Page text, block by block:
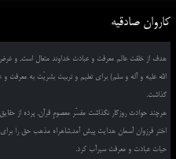
کاروان صادقیه
هدف از خلقت عالم معرفت و عبادت خداوند متعال است, و
الله علیه و آله و سلم) برای تعلیم و تربیت بشریّت به معرفت
گذاشت.
هرچند حوادث روزگار نگذاشت مفسّر معصومِ قرآن, پرده از
اختر فرزوان آسمان هدایت پیش آمد,شاهراه مذهب حق را
حیات عبادت و معرفت سیرآب کرد.